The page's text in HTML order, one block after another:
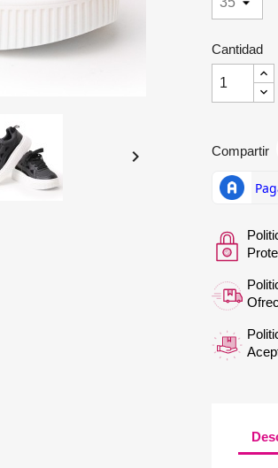

Cantidad
Compartir